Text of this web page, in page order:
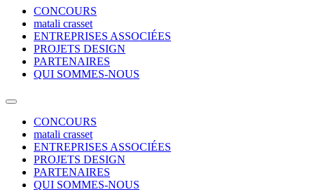
CONCOURS
matali crasset
ENTREPRISES ASSOCIÉES
PROJETS DESIGN
PARTENAIRES
QUI SOMMES-NOUS
CONCOURS
matali crasset
ENTREPRISES ASSOCIÉES
PROJETS DESIGN
PARTENAIRES
QUI SOMMES-NOUS